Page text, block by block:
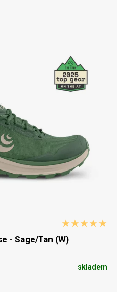
- Sage/Tan (W)
skladem